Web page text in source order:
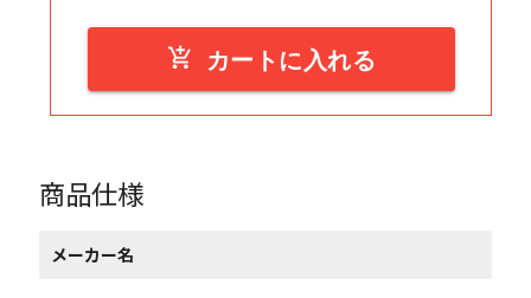
add_shopping_cart カートに入れる
商品仕様
メーカー名